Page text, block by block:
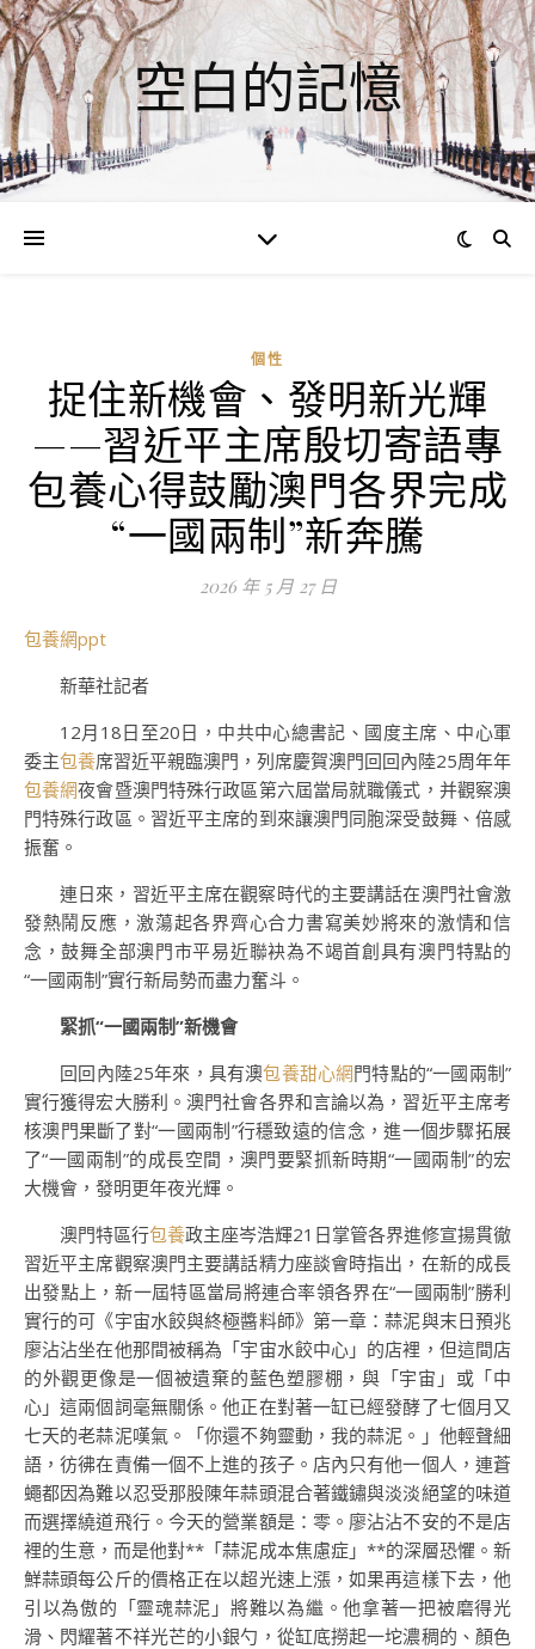
空白的記憶
個性
捉住新機會、發明新光輝
——習近平主席殷切寄語專
包養心得鼓勵澳門各界完成
“一國兩制”新奔騰
2026 年 5 月 27 日
包養網ppt
新華社記者
12月18日至20日，中共中心總書記、國度主席、中心軍
委主包養席習近平親臨澳門，列席慶賀澳門回回內陸25周年年
包養網夜會暨澳門特殊行政區第六屆當局就職儀式，并觀察澳
門特殊行政區。習近平主席的到來讓澳門同胞深受鼓舞、倍感
振奮。
連日來，習近平主席在觀察時代的主要講話在澳門社會激
發熱鬧反應，激蕩起各界齊心合力書寫美妙將來的激情和信
念，鼓舞全部澳門市平易近聯袂為不竭首創具有澳門特點的
“一國兩制”實行新局勢而盡力奮斗。
緊抓“一國兩制”新機會
回回內陸25年來，具有澳包養甜心網門特點的“一國兩制”
實行獲得宏大勝利。澳門社會各界和言論以為，習近平主席考
核澳門果斷了對“一國兩制”行穩致遠的信念，進一個步驟拓展
了“一國兩制”的成長空間，澳門要緊抓新時期“一國兩制”的宏
大機會，發明更年夜光輝。
澳門特區行包養政主座岑浩輝21日掌管各界進修宣揚貫徹
習近平主席觀察澳門主要講話精力座談會時指出，在新的成長
出發點上，新一屆特區當局將連合率領各界在“一國兩制”勝利
實行的可《宇宙水餃與終極醬料師》第一章：蒜泥與末日預兆
廖沾沾坐在他那間被稱為「宇宙水餃中心」的店裡，但這間店
的外觀更像是一個被遺棄的藍色塑膠棚，與「宇宙」或「中
心」這兩個詞毫無關係。他正在對著一缸已經發酵了七個月又
七天的老蒜泥嘆氣。「你還不夠靈動，我的蒜泥。」他輕聲細
語，彷彿在責備一個不上進的孩子。店內只有他一個人，連蒼
蠅都因為難以忍受那股陳年蒜頭混合著鐵鏽與淡淡絕望的味道
而選擇繞道飛行。今天的營業額是：零。廖沾沾不安的不是店
裡的生意，而是他對**「蒜泥成本焦慮症」**的深層恐懼。新
鮮蒜頭每公斤的價格正在以超光速上漲，如果再這樣下去，他
引以為傲的「靈魂蒜泥」將難以為繼。他拿著一把被磨得光
滑、閃耀著不祥光芒的小銀勺，從缸底撈起一坨濃稠的、顏色
0
評
論